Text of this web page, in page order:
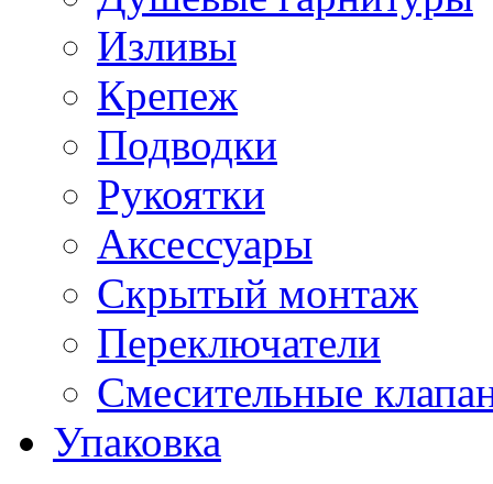
Изливы
Крепеж
Подводки
Рукоятки
Аксессуары
Скрытый монтаж
Переключатели
Смесительные
Упаковка